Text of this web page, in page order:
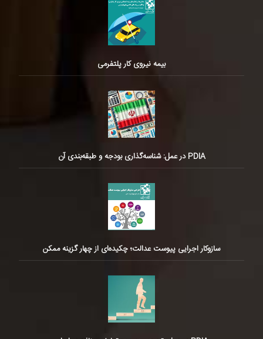
بیمه نیروی کار پلتفرمی
PDIA در عمل: شناسه‌گذاری بودجه و طبقه‌بندی آن
سازوکار اجرایی پیوست عدالت؛ چکیده‌ای از چهار گزینه ممکن